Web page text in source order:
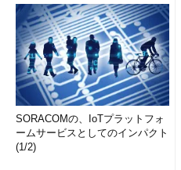
SORACOMの、IoTプラットフォ
ームサービスとしてのインパクト
(1/2)